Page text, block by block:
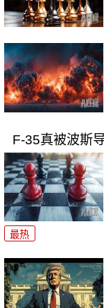
F-35真被波斯
最热